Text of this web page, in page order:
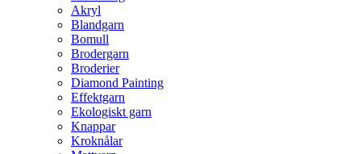
Akryl
Blandgarn
Bomull
Brodergarn
Broderier
Diamond Painting
Effektgarn
Ekologiskt garn
Knappar
Kroknålar